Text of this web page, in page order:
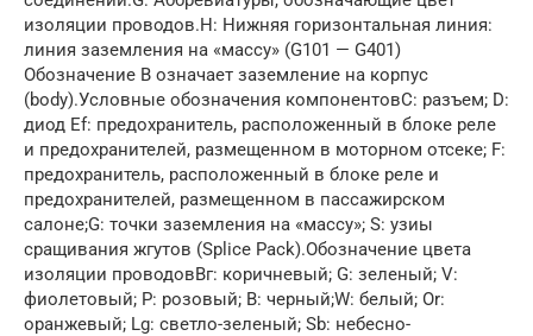
изоляции проводов.Н: Нижняя горизонтальная линия:
линия заземления на «массу» (G101 — G401)
Обозначение В означает заземление на корпус
(body).Условные обозначения компонентовС: разъем; D:
диод Ef: предохранитель, расположенный в блоке реле
и предохранителей, размещенном в моторном отсеке; F:
предохранитель, расположенный в блоке реле и
предохранителей, размещенном в пассажирском
салоне;G: точки заземления на «массу»; S: узиы
сращивания жгутов (Splice Pack).Обозначение цвета
изоляции проводовВг: коричневый; G: зеленый; V:
фиолетовый; Р: розовый; В: черный;W: белый; Or:
оранжевый; Lg: светло-зеленый; Sb: небесно-